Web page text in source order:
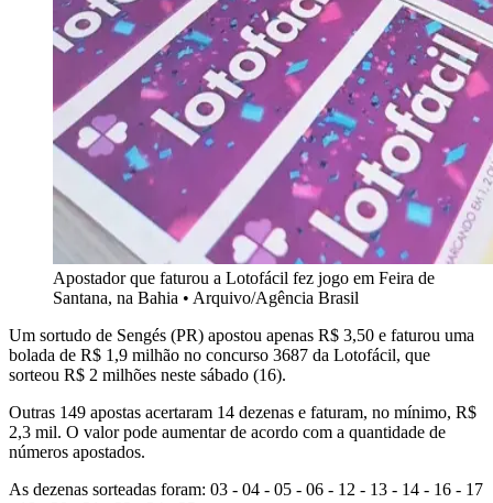
Apostador que faturou a Lotofácil fez jogo em Feira de
Santana, na Bahia • Arquivo/Agência Brasil
Um sortudo de Sengés (PR) apostou apenas R$ 3,50 e faturou uma
bolada de R$ 1,9 milhão no concurso 3687 da Lotofácil, que
sorteou R$ 2 milhões neste sábado (16).
Outras 149 apostas acertaram 14 dezenas e faturam, no mínimo, R$
2,3 mil. O valor pode aumentar de acordo com a quantidade de
números apostados.
As dezenas sorteadas foram: 03 - 04 - 05 - 06 - 12 - 13 - 14 - 16 - 17